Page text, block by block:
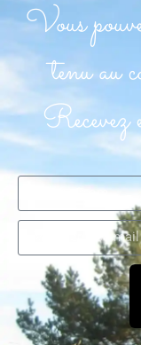
Vous
tenu au